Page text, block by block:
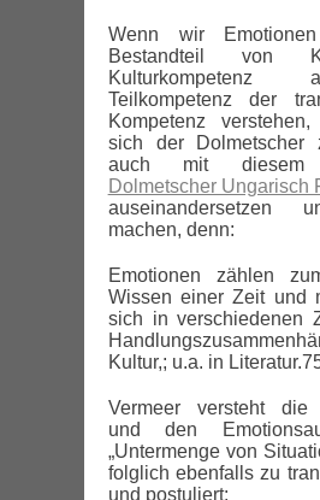
Wenn wir
Bestandteil von
Teilkompetenz der
Kompetenz
sich der Dolmetscher
auch mit diesem
Dolmetscher Ungarisch
auseinandersetzen
machen, denn:
Emotionen zählen
Wissen einer Zeit und
sich in verschiedenen
Kultur,; u.a. in
Vermeer versteht die
und den
„Untermenge von
folglich ebenfalls zu
und postuliert: